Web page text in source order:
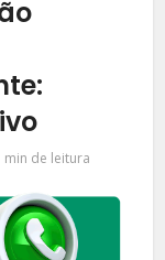
min de leitura